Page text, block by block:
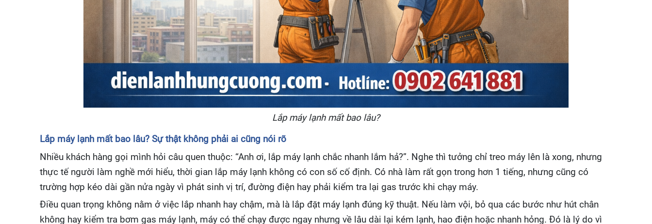
Lắp máy lạnh mất bao lâu?
Lắp máy lạnh mất bao lâu? Sự thật không phải ai cũng nói rõ
Nhiều khách hàng gọi mình hỏi câu quen thuộc: “Anh ơi, lắp máy lạnh chắc nhanh lắm hả?”. Nghe thì tưởng chỉ treo máy lên là xong, nhưng
thực tế người làm nghề mới hiểu, thời gian lắp máy lạnh không có con số cố định. Có nhà làm rất gọn trong hơn 1 tiếng, nhưng cũng có
trường hợp kéo dài gần nửa ngày vì phát sinh vị trí, đường điện hay phải kiểm tra lại gas trước khi chạy máy.
Điều quan trọng không nằm ở việc lắp nhanh hay chậm, mà là lắp đặt máy lạnh đúng kỹ thuật. Nếu làm vội, bỏ qua các bước như hút chân
không hay kiểm tra bơm gas máy lạnh, máy có thể chạy được ngay nhưng về lâu dài lại kém lạnh, hao điện hoặc nhanh hỏng. Đó là lý do vì